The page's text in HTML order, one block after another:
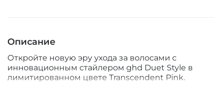
Описание
Откройте новую эру ухода за волосами с
инновационным стайлером ghd Duet Style в
лимитированном цвете Transcendent Pink.